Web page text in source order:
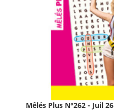
Mêlés Plus N°262 - Juil 26